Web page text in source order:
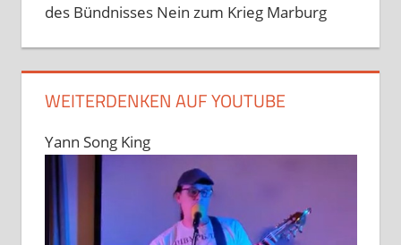
des Bündnisses Nein zum Krieg Marburg
WEITERDENKEN AUF YOUTUBE
Yann Song King